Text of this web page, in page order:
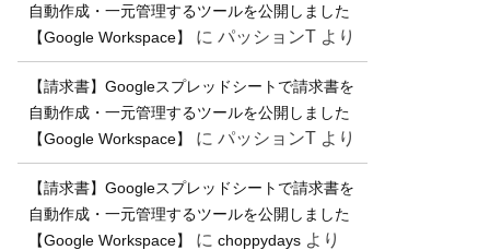
自動作成・一元管理するツールを公開しました
【Google Workspace】
に パッションT より
【請求書】Googleスプレッドシートで請求書を
自動作成・一元管理するツールを公開しました
【Google Workspace】
に パッションT より
【請求書】Googleスプレッドシートで請求書を
自動作成・一元管理するツールを公開しました
【Google Workspace】
に choppydays より